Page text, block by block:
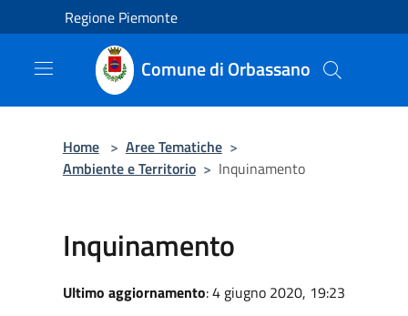
Salta al contenuto principale
Regione Piemonte
Comune di Orbassano
Home > Aree Tematiche >
Ambiente e Territorio > Inquinamento
Inquinamento
Ultimo aggiornamento: 4 giugno 2020, 19:23